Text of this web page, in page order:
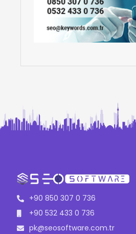
+90 850 307 0 736
+90 532 433 0 736
pk@seosoftware.com.tr